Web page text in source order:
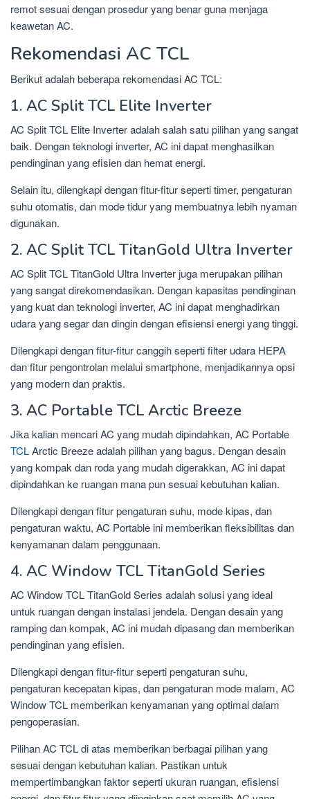
remot sesuai dengan prosedur yang benar guna menjaga
keawetan AC.
Rekomendasi AC TCL
Berikut adalah beberapa rekomendasi AC TCL:
1. AC Split TCL Elite Inverter
AC Split TCL Elite Inverter adalah salah satu pilihan yang sangat
baik. Dengan teknologi inverter, AC ini dapat menghasilkan
pendinginan yang efisien dan hemat energi.
Selain itu, dilengkapi dengan fitur-fitur seperti timer, pengaturan
suhu otomatis, dan mode tidur yang membuatnya lebih nyaman
digunakan.
2. AC Split TCL TitanGold Ultra Inverter
AC Split TCL TitanGold Ultra Inverter juga merupakan pilihan
yang sangat direkomendasikan. Dengan kapasitas pendinginan
yang kuat dan teknologi inverter, AC ini dapat menghadirkan
udara yang segar dan dingin dengan efisiensi energi yang tinggi.
Dilengkapi dengan fitur-fitur canggih seperti filter udara HEPA
dan fitur pengontrolan melalui smartphone, menjadikannya opsi
yang modern dan praktis.
3. AC Portable TCL Arctic Breeze
Jika kalian mencari AC yang mudah dipindahkan, AC Portable
TCLArctic Breeze adalah pilihan yang bagus. Dengan desain
yang kompak dan roda yang mudah digerakkan, AC ini dapat
dipindahkan ke ruangan mana pun sesuai kebutuhan kalian.
Dilengkapi dengan fitur pengaturan suhu, mode kipas, dan
pengaturan waktu, AC Portable ini memberikan fleksibilitas dan
kenyamanan dalam penggunaan.
4. AC Window TCL TitanGold Series
AC Window TCL TitanGold Series adalah solusi yang ideal
untuk ruangan dengan instalasi jendela. Dengan desain yang
ramping dan kompak, AC ini mudah dipasang dan memberikan
pendinginan yang efisien.
Dilengkapi dengan fitur-fitur seperti pengaturan suhu,
pengaturan kecepatan kipas, dan pengaturan mode malam, AC
Window TCL memberikan kenyamanan yang optimal dalam
pengoperasian.
Pilihan AC TCL di atas memberikan berbagai pilihan yang
sesuai dengan kebutuhan kalian. Pastikan untuk
mempertimbangkan faktor seperti ukuran ruangan, efisiensi